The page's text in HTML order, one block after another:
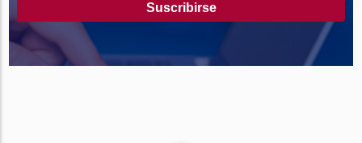
Suscribirse